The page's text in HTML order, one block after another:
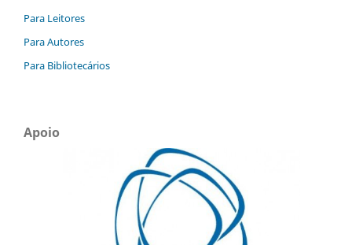
Para Leitores
Para Autores
Para Bibliotecários
Apoio